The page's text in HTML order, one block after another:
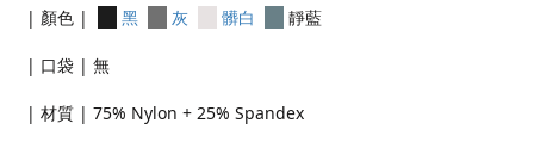
| 顏色 | 黑 灰 髒白 靜藍
| 口袋 | 無
| 材質 | 75% Nylon + 25% Spandex